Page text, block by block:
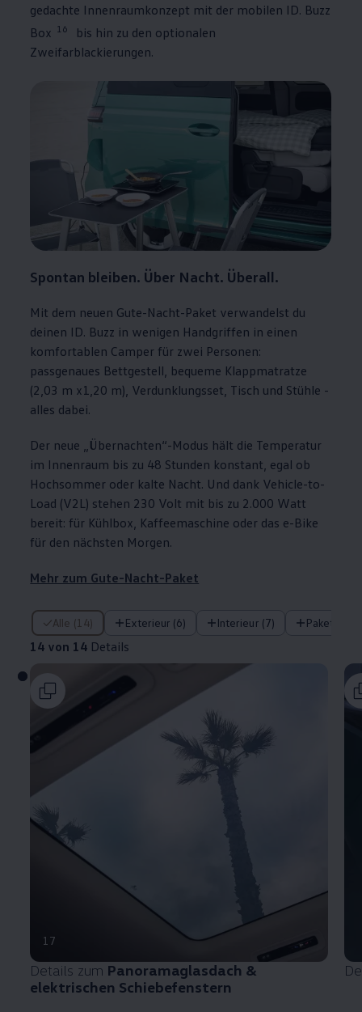
gedachte Innenraumkonzept mit der mobilen ID. Buzz
Box 16
bis hin zu den optionalen
Zweifarblackierungen.
Spontan bleiben. Über Nacht. Überall.
Mit dem neuen Gute-Nacht-Paket verwandelst du
deinen ID. Buzz in wenigen Handgriffen in einen
komfortablen Camper für zwei Personen:
passgenaues Bettgestell, bequeme Klappmatratze
(2,03 m x1,20 m), Verdunklungsset, Tisch und Stühle -
alles dabei.
Der neue „Übernachten“-Modus hält die Temperatur
im Innenraum bis zu 48 Stunden konstant, egal ob
Hochsommer oder kalte Nacht. Und dank Vehicle-to-
Load (V2L) stehen 230 Volt mit bis zu 2.000 Watt
bereit: für Kühlbox, Kaffeemaschine oder das e-Bike
für den nächsten Morgen.
Mehr zum Gute-Nacht-Paket
Alle (14) Exterieur (6) Interieur (7) Pakete (1)
14 von 14 Details
14 von 14 Details
17
Details zum Panoramaglasdach &
elektrischen Schiebefenstern